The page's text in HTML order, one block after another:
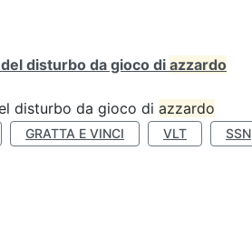
disturbo da gioco di azzardo
disturbo da gioco di azzardo
GRATTA E VINCI VLT SSN